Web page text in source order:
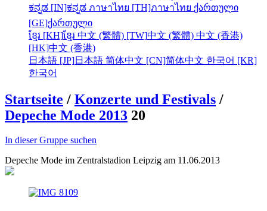
ಕನ್ನಡ [IN]ಕನ್ನಡ ภาษาไทย [TH]ภาษาไทย ქართული
[GE]ქართული
ខ្មែរ [KH]ខ្មែរ 中文 (繁體) [TW]中文 (繁體) 中文 (香港)
[HK]中文 (香港)
日本語 [JP]日本語 简体中文 [CN]简体中文 한국어 [KR]
한국어
Startseite / Konzerte und Festivals /
Depeche Mode 2013 20
In dieser Gruppe suchen
Depeche Mode im Zentralstadion Leipzig am 11.06.2013